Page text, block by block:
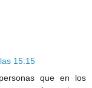
15:15
que en los